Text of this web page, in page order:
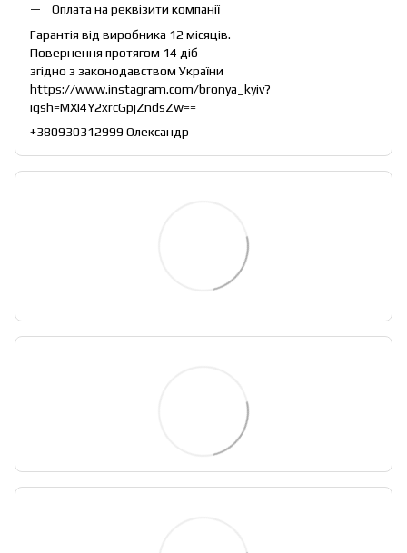
Оплата на реквізити компанії
Гарантія від виробника 12 місяців.
Повернення протягом 14 діб
згідно з законодавством України
https://www.instagram.com/bronya_kyiv?
igsh=MXI4Y2xrcGpjZndsZw==
+380930312999 Олександр